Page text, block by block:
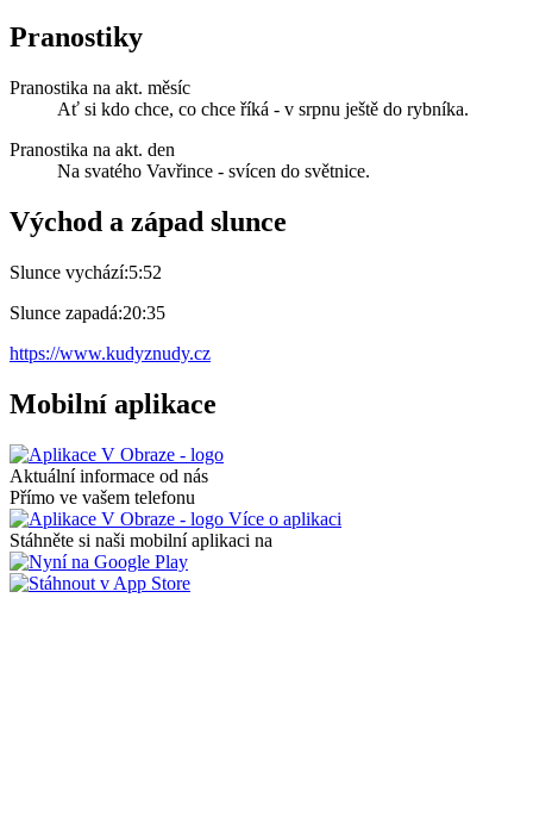
Pranostiky
Pranostika na akt. měsíc
Ať si kdo chce, co chce říká - v srpnu ještě do rybníka.
Pranostika na akt. den
Na svatého Vavřince - svícen do světnice.
Východ a západ slunce
Slunce vychází:5:52
Slunce zapadá:20:35
https://www.kudyznudy.cz
Mobilní aplikace
Aktuální informace od nás
Přímo ve vašem telefonu
Více o aplikaci
Stáhněte si naši mobilní aplikaci na